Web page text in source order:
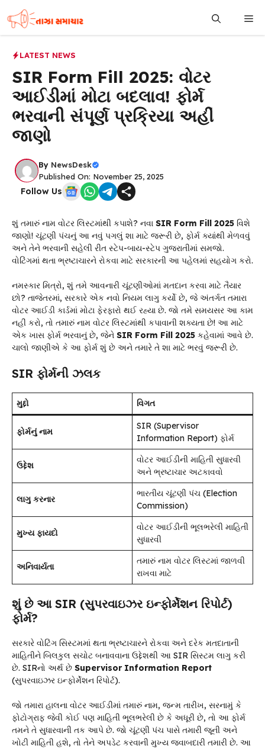
to
content
LATEST NEWS
SIR Form Fill 2025: વોટર
આઈડીમાં મોટા બદલાવ! ફોર્મ
ભરવાની સંપૂર્ણ પ્રક્રિયા અહીં
જાણો
By NewsDesk
Published On: November 25, 2025
Follow Us
શું તમારું નામ વોટર લિસ્ટમાંથી કપાશે? નવા SIR Form Fill 2025 વિશે
જાણો! ચૂંટણી પંચનું આ નવું પગલું શા માટે જરૂરી છે, ફોર્મ ક્યાંથી મેળવવું
અને તેને ભરવાની સહેલી રીત સ્ટેપ-બાય-સ્ટેપ ગુજરાતીમાં સમજો.
વોટિંગમાં થતા ભ્રષ્ટાચારને રોકવા માટે સરકારની આ પહેલમાં સહયોગ કરો.
નમસ્કાર મિત્રો, શું તમે આવનારી ચૂંટણીઓમાં મતદાન કરવા માટે તૈયાર
છો? તાજેતરમાં, સરકારે એક નવો નિયમ લાગુ કર્યો છે, જે અંતર્ગત તમારા
વોટર આઈડી કાર્ડમાં મોટા ફેરફારો થઈ રહ્યા છે. જો તમે સમયસર આ કામ
નહીં કરો, તો તમારું નામ વોટર લિસ્ટમાંથી કપાવાની શક્યતા છે! આ માટે
એક ખાસ ફોર્મ ભરવાનું છે, જેને SIR Form Fill 2025 કહેવામાં આવે છે.
ચાલો જાણીએ કે આ ફોર્મ શું છે અને તમારે તે શા માટે ભરવું જરૂરી છે.
SIR ફોર્મની ઝલક
મુદ્દો વિગત
ફોર્મનું નામ
SIR (Supervisor
Information Report) ફોર્મ
ઉદ્દેશ
વોટર આઈડીની માહિતી સુધારવી
અને ભ્રષ્ટાચાર અટકાવવો
લાગુ કરનાર
ભારતીય ચૂંટણી પંચ (Election
Commission)
મુખ્ય ફાયદો
વોટર આઈડીની ભૂલભરેલી માહિતી
સુધારવી
અનિવાર્યતા
તમારું નામ વોટર લિસ્ટમાં જાળવી
રાખવા માટે
શું છે આ SIR (સુપરવાઇઝર ઇન્ફોર્મેશન રિપોર્ટ)
ફોર્મ?
સરકારે વોટિંગ સિસ્ટમમાં થતા ભ્રષ્ટાચારને રોકવા અને દરેક મતદાતાની
માહિતીને બિલકુલ સચોટ બનાવવાના ઉદ્દેશથી આ SIR સિસ્ટમ લાગુ કરી
છે. SIRનો અર્થ છે Supervisor Information Report
(સુપરવાઇઝર ઇન્ફોર્મેશન રિપોર્ટ).
જો તમારા હાલના વોટર આઈડીમાં તમારું નામ, જન્મ તારીખ, સરનામું કે
ફોટોગ્રાફ જેવી કોઈ પણ માહિતી ભૂલભરેલી છે કે અધૂરી છે, તો આ ફોર્મ
તમને તે સુધારવાની તક આપે છે. જો ચૂંટણી પંચ પાસે તમારી જૂની અને
ખોટી માહિતી હશે, તો તેને અપડેટ કરવાની મુખ્ય જવાબદારી તમારી છે. આ